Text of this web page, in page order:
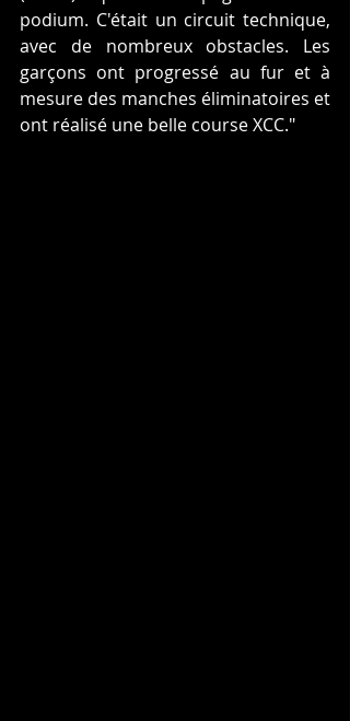
podium. C'était un circuit technique,
avec de nombreux obstacles. Les
garçons ont progressé au fur et à
mesure des manches éliminatoires et
ont réalisé une belle course XCC."